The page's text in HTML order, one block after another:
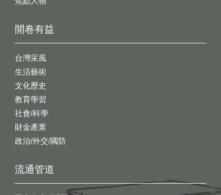
開卷有益
台灣采風
生活藝術
文化歷史
教育學習
社會/科學
財金產業
政治/外交/國防
流通管道